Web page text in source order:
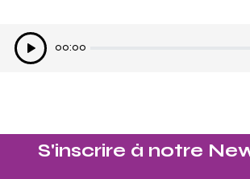
Lecteur
audio
00:00
S'inscrire à notre